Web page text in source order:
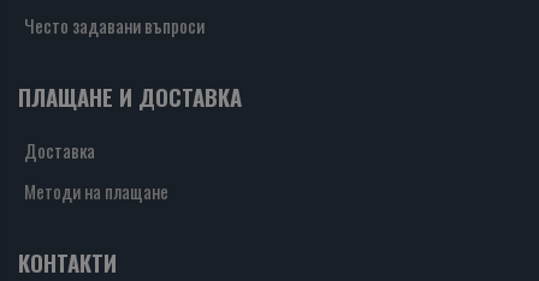
Често задавани въпроси
ПЛАЩАНЕ И ДОСТАВКА
Доставка
Методи на плащане
КОНТАКТИ